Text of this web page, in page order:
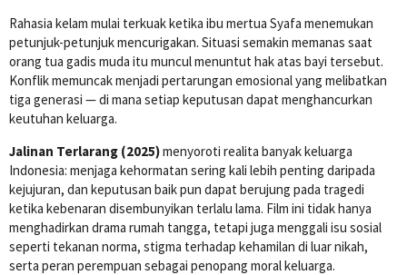
Rahasia kelam mulai terkuak ketika ibu mertua Syafa menemukan
petunjuk-petunjuk mencurigakan. Situasi semakin memanas saat
orang tua gadis muda itu muncul menuntut hak atas bayi tersebut.
Konflik memuncak menjadi pertarungan emosional yang melibatkan
tiga generasi — di mana setiap keputusan dapat menghancurkan
keutuhan keluarga.
Jalinan Terlarang (2025)menyoroti realita banyak keluarga
Indonesia: menjaga kehormatan sering kali lebih penting daripada
kejujuran, dan keputusan baik pun dapat berujung pada tragedi
ketika kebenaran disembunyikan terlalu lama. Film ini tidak hanya
menghadirkan drama rumah tangga, tetapi juga menggali isu sosial
seperti tekanan norma, stigma terhadap kehamilan di luar nikah,
serta peran perempuan sebagai penopang moral keluarga.